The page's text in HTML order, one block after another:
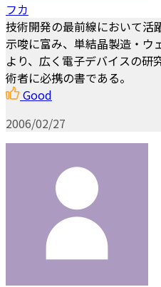
フカ
技術開発の最前線において活
示唆に富み、単結晶製造・ウ
より、広く電子デバイスの研
術者に必携の書である。
Good
2006/02/27